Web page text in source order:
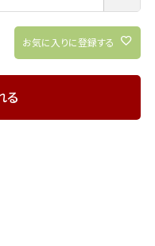
お気に入りに登録する
る